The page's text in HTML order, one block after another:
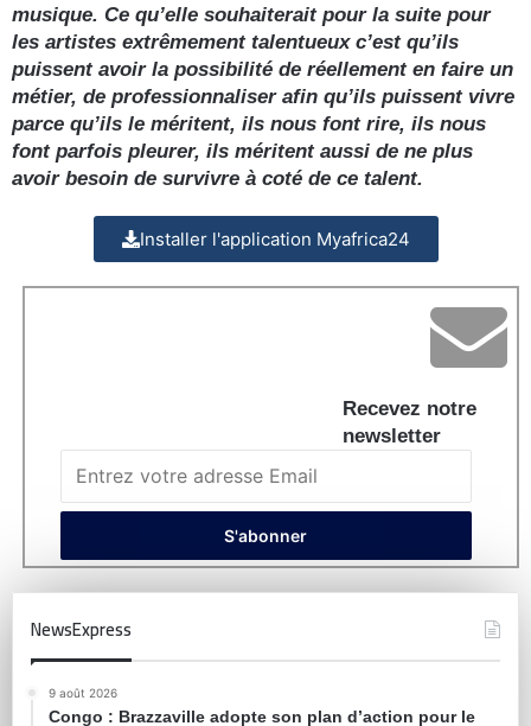
musique. Ce qu’elle souhaiterait pour la suite pour
les artistes extrêmement talentueux c’est qu’ils
puissent avoir la possibilité de réellement en faire un
métier, de professionnaliser afin qu’ils puissent vivre
parce qu’ils le méritent, ils nous font rire, ils nous
font parfois pleurer, ils méritent aussi de ne plus
avoir besoin de survivre à coté de ce talent.
Installer l'application Myafrica24
Recevez notre
newsletter
NewsExpress
9 août 2026
Congo : Brazzaville adopte son plan d’action pour le